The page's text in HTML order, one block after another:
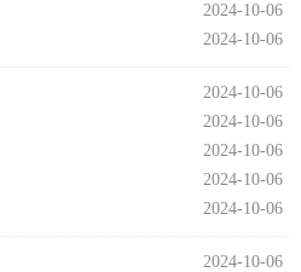
2024-10-06
2024-10-06
2024-10-06
2024-10-06
2024-10-06
2024-10-06
2024-10-06
2024-10-06